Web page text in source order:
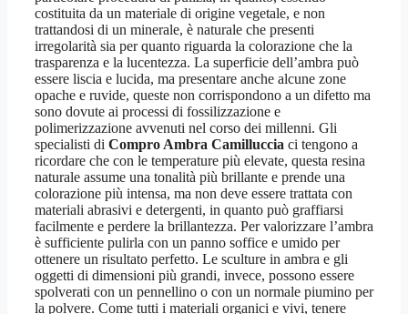
costituita da un materiale di origine vegetale, e non
trattandosi di un minerale, è naturale che presenti
irregolarità sia per quanto riguarda la colorazione che la
trasparenza e la lucentezza. La superficie dell’ambra può
essere liscia e lucida, ma presentare anche alcune zone
opache e ruvide, queste non corrispondono a un difetto ma
sono dovute ai processi di fossilizzazione e
polimerizzazione avvenuti nel corso dei millenni. Gli
specialisti di Compro Ambra Camilluccia ci tengono a
ricordare che con le temperature più elevate, questa resina
naturale assume una tonalità più brillante e prende una
colorazione più intensa, ma non deve essere trattata con
materiali abrasivi e detergenti, in quanto può graffiarsi
facilmente e perdere la brillantezza. Per valorizzare l’ambra
è sufficiente pulirla con un panno soffice e umido per
ottenere un risultato perfetto. Le sculture in ambra e gli
oggetti di dimensioni più grandi, invece, possono essere
spolverati con un pennellino o con un normale piumino per
la polvere. Come tutti i materiali organici e vivi, tenere